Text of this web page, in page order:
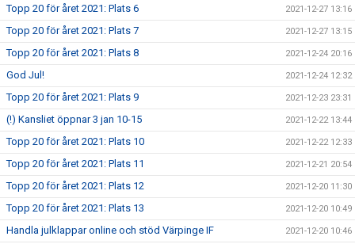
Topp 20 för året 2021: Plats 6 2021-12-27 13:16
Topp 20 för året 2021: Plats 7 2021-12-27 13:15
Topp 20 för året 2021: Plats 8 2021-12-24 20:16
God Jul! 2021-12-24 12:32
Topp 20 för året 2021: Plats 9 2021-12-23 23:31
(!) Kansliet öppnar 3 jan 10-15 2021-12-22 13:44
Topp 20 för året 2021: Plats 10 2021-12-22 12:33
Topp 20 för året 2021: Plats 11 2021-12-21 20:54
Topp 20 för året 2021: Plats 12 2021-12-20 11:30
Topp 20 för året 2021: Plats 13 2021-12-20 10:49
Handla julklappar online och stöd Värpinge IF 2021-12-20 10:46